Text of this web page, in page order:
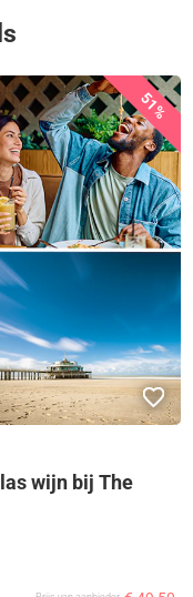
51%
wijn bij The